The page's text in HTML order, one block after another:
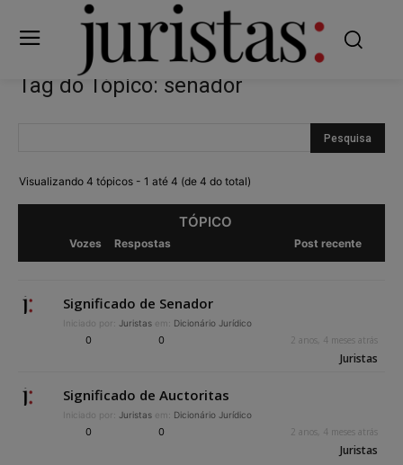
Tag do Tópico: senador
Visualizando 4 tópicos - 1 até 4 (de 4 do total)
TÓPICO
Vozes Respostas Post recente
Significado de Senador
Iniciado por: Juristas em: Dicionário Jurídico
0 0 2 anos, 4 meses atrás
Juristas
Significado de Auctoritas
Iniciado por: Juristas em: Dicionário Jurídico
0 0 2 anos, 4 meses atrás
Juristas